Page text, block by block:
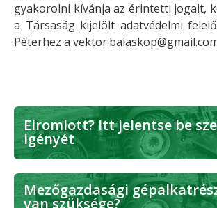
gyakorolni kívánja az érintetti jogait,
a Társaság kijelölt adatvédelmi
Péterhez a
Elromlott? Itt jelentse be
igényét
Mezőgazdasági
van szüksége?